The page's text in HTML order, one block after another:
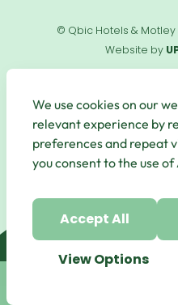
© Qbic Hotels & Motley
Website by
Secure Payments
We use cookies on our
relevant experience by
preferences and repeat
you consent to the use
Accept All
View Options